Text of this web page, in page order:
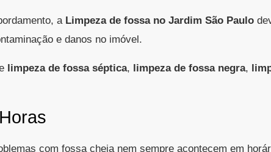
a Limpeza de fossa no Jardim São Paulo
e danos no imóvel.
limpeza de fossa séptica, limpeza de fossa negra,
com fossa cheia nem sempre acontecem em